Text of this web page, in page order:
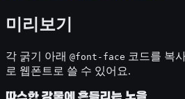
미리보기
각 굵기 아래 @font-face 코드를 복
로 웹폰트로 쓸 수 있어요.
따스한 강물에 흔들리는 노을